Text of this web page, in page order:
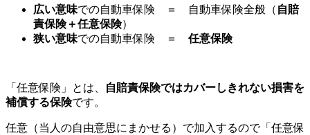
広い意味での自動車保険 ＝ 自動車保険全般（ 自賠
責保険＋任意保険）
狭い意味での自動車保険 ＝ 任意保険
「任意保険」とは、
自賠責保険ではカバーしきれない損害を
補償する保険です。
任意（当人の自由意思にまかせる）で加入するので「任意保